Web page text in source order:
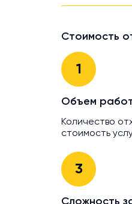
Стоимость
1
Объем
Количество
стоимость
3
Сложность